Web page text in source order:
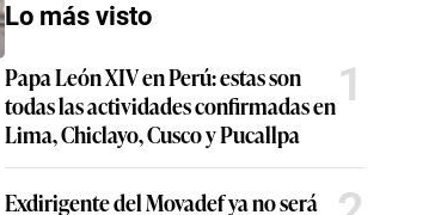
Lo más visto
Papa León XIV en Perú: estas son
todas las actividades confirmadas en
Lima, Chiclayo, Cusco y Pucallpa
1
Exdirigente del Movadef ya no será